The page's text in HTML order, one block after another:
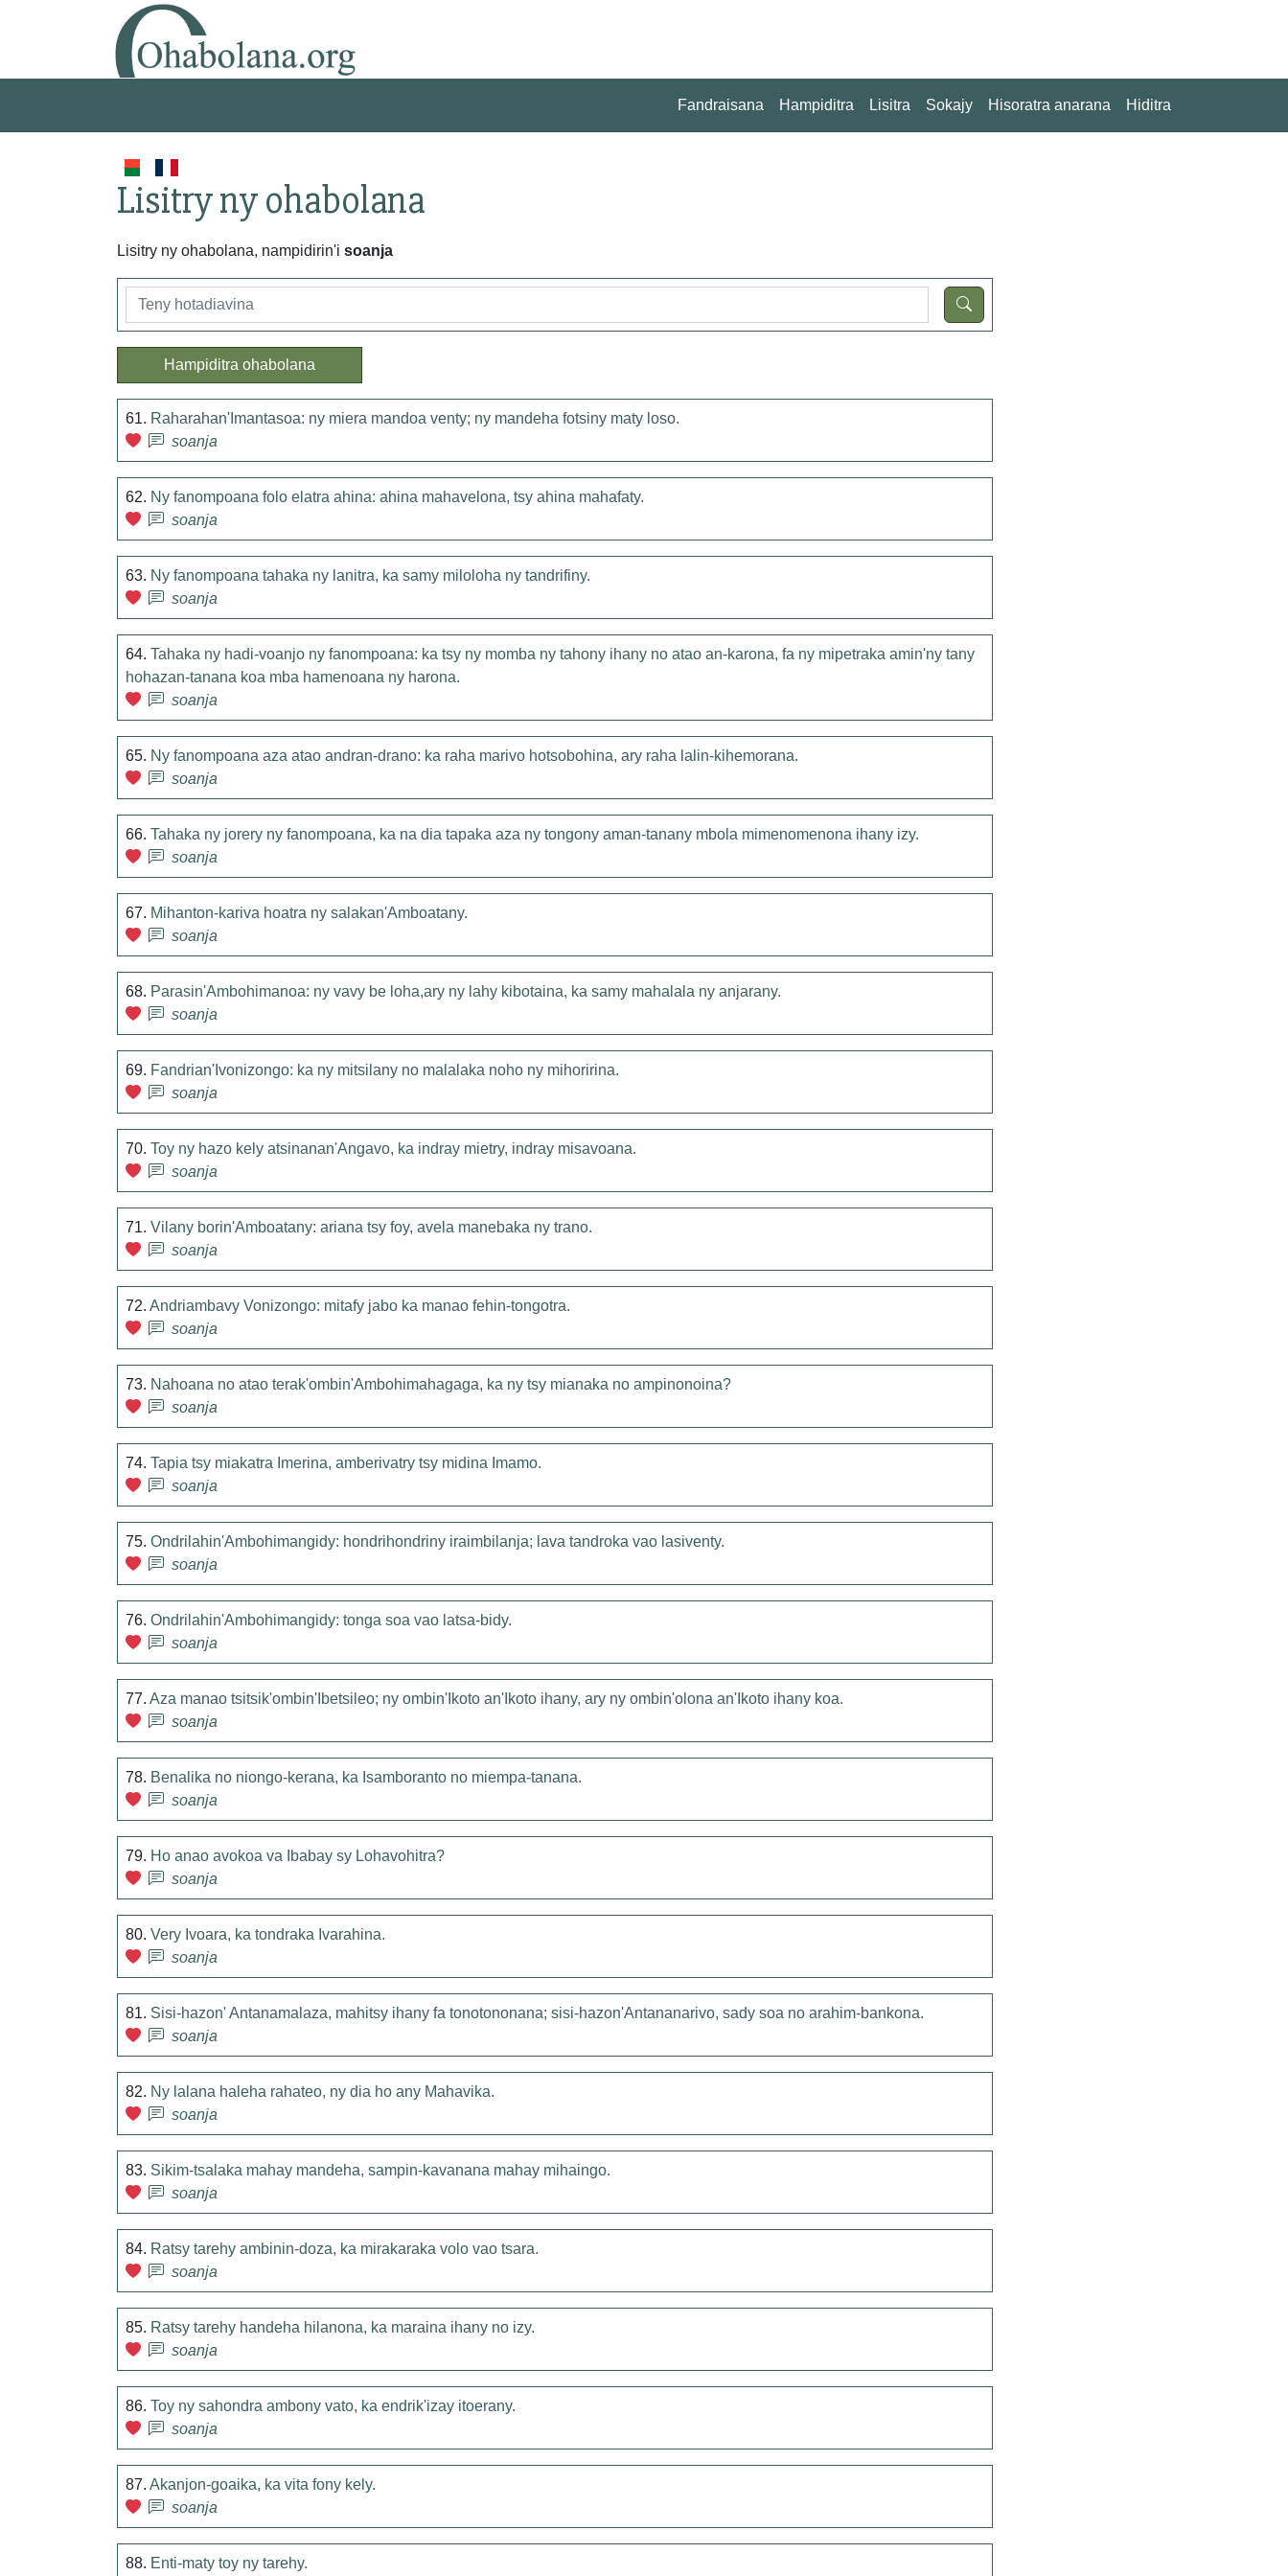
Fandraisana Hampiditra Lisitra Sokajy Hisoratra anarana Hiditra
Lisitry ny ohabolana
Lisitry ny ohabolana, nampidirin'i soanja
Hampiditra ohabolana
61. Raharahan'Imantasoa: ny miera mandoa venty; ny mandeha fotsiny maty loso.
soanja
62. Ny fanompoana folo elatra ahina: ahina mahavelona, tsy ahina mahafaty.
soanja
63. Ny fanompoana tahaka ny lanitra, ka samy miloloha ny tandrifiny.
soanja
64. Tahaka ny hadi-voanjo ny fanompoana: ka tsy ny momba ny tahony ihany no atao an-karona, fa ny mipetraka amin'ny tany
hohazan-tanana koa mba hamenoana ny harona.
soanja
65. Ny fanompoana aza atao andran-drano: ka raha marivo hotsobohina, ary raha lalin-kihemorana.
soanja
66. Tahaka ny jorery ny fanompoana, ka na dia tapaka aza ny tongony aman-tanany mbola mimenomenona ihany izy.
soanja
67. Mihanton-kariva hoatra ny salakan'Amboatany.
soanja
68. Parasin'Ambohimanoa: ny vavy be loha,ary ny lahy kibotaina, ka samy mahalala ny anjarany.
soanja
69. Fandrian'Ivonizongo: ka ny mitsilany no malalaka noho ny mihoririna.
soanja
70. Toy ny hazo kely atsinanan'Angavo, ka indray mietry, indray misavoana.
soanja
71. Vilany borin'Amboatany: ariana tsy foy, avela manebaka ny trano.
soanja
72. Andriambavy Vonizongo: mitafy jabo ka manao fehin-tongotra.
soanja
73. Nahoana no atao terak'ombin'Ambohimahagaga, ka ny tsy mianaka no ampinonoina?
soanja
74. Tapia tsy miakatra Imerina, amberivatry tsy midina Imamo.
soanja
75. Ondrilahin'Ambohimangidy: hondrihondriny iraimbilanja; lava tandroka vao lasiventy.
soanja
76. Ondrilahin'Ambohimangidy: tonga soa vao latsa-bidy.
soanja
77. Aza manao tsitsik'ombin'Ibetsileo; ny ombin'Ikoto an'Ikoto ihany, ary ny ombin'olona an'Ikoto ihany koa.
soanja
78. Benalika no niongo-kerana, ka Isamboranto no miempa-tanana.
soanja
79. Ho anao avokoa va Ibabay sy Lohavohitra?
soanja
80. Very Ivoara, ka tondraka Ivarahina.
soanja
81. Sisi-hazon' Antanamalaza, mahitsy ihany fa tonotononana; sisi-hazon'Antananarivo, sady soa no arahim-bankona.
soanja
82. Ny lalana haleha rahateo, ny dia ho any Mahavika.
soanja
83. Sikim-tsalaka mahay mandeha, sampin-kavanana mahay mihaingo.
soanja
84. Ratsy tarehy ambinin-doza, ka mirakaraka volo vao tsara.
soanja
85. Ratsy tarehy handeha hilanona, ka maraina ihany no izy.
soanja
86. Toy ny sahondra ambony vato, ka endrik'izay itoerany.
soanja
87. Akanjon-goaika, ka vita fony kely.
soanja
88. Enti-maty toy ny tarehy.